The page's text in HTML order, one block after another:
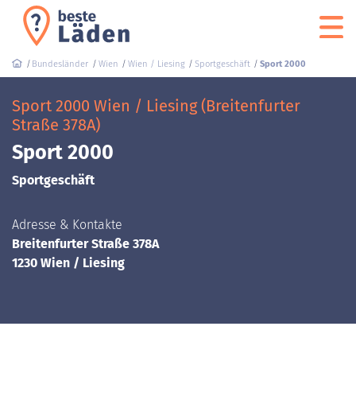
Bundesländer Wien Wien / Liesing Sportgeschäft Sport 2000
Sport 2000 Wien / Liesing (Breitenfurter
Straße 378A)
Sport 2000
Sportgeschäft
Adresse & Kontakte
Breitenfurter Straße 378A
1230 Wien / Liesing